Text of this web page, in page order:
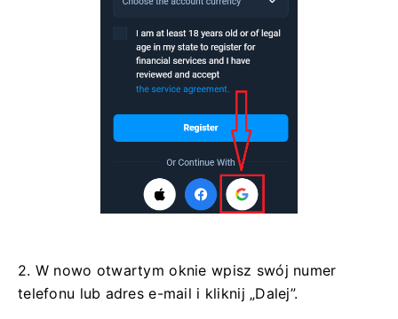
2. W nowo otwartym oknie wpisz swój numer
telefonu lub adres e-mail i kliknij „Dalej”.